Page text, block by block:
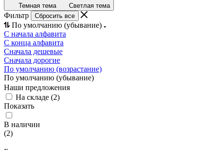
Темная тема Светлая тема
Фильтр Сбросить все
По умолчанию (убывание)
С начала алфавита
С конца алфавита
Сначала дешевые
Сначала дорогие
По умолчанию (возрастание)
По умолчанию (убывание)
Наши предложения
На складе (2)
Показать
В наличии
(2)